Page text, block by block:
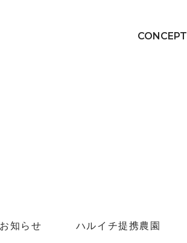
CONCEPT
お知らせ ハルイチ提携農園